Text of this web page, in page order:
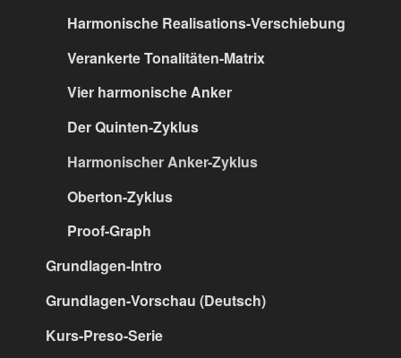
Harmonische Realisations-Verschiebung
Verankerte Tonalitäten-Matrix
Vier harmonische Anker
Der Quinten-Zyklus
Harmonischer Anker-Zyklus
Oberton-Zyklus
Proof-Graph
Grundlagen-Intro
Grundlagen-Vorschau (Deutsch)
Kurs-Preso-Serie